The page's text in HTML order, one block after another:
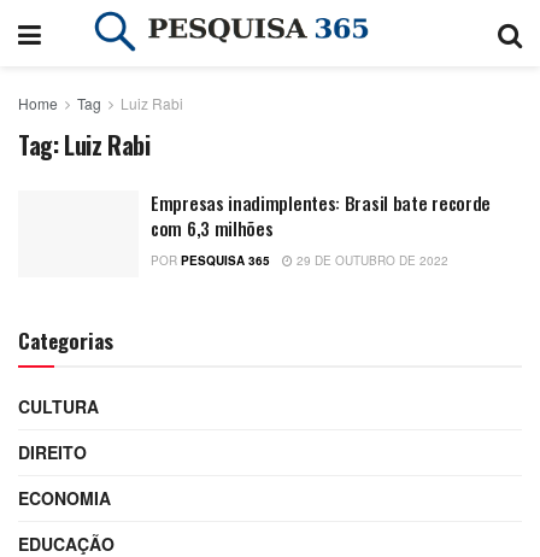
Home Tag Luiz Rabi
Tag:Luiz Rabi
Empresas inadimplentes: Brasil bate recorde
com 6,3 milhões
POR PESQUISA 365 29 DE OUTUBRO DE 2022
Categorias
CULTURA
DIREITO
ECONOMIA
EDUCAÇÃO